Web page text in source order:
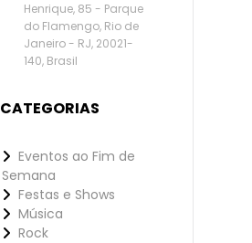
Henrique, 85 - Parque
do Flamengo, Rio de
Janeiro - RJ, 20021-
140, Brasil
CATEGORIAS
Eventos ao Fim de
Semana
Festas e Shows
Música
Rock